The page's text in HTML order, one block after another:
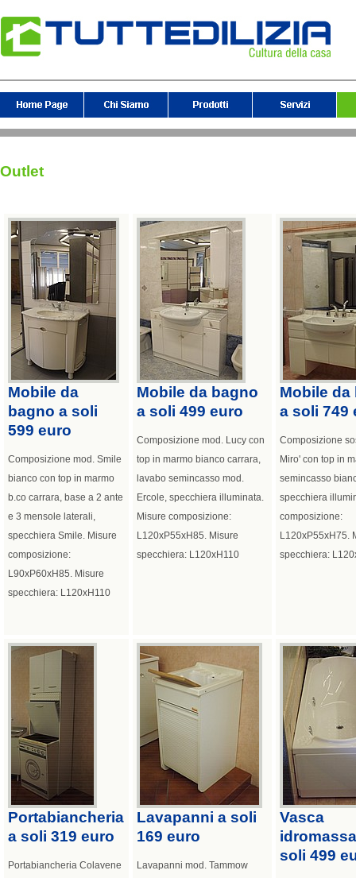
Outlet
Mobile da
bagno a soli
599 euro
Composizione mod. Smile
bianco con top in marmo
b.co carrara, base a 2 ante
e 3 mensole laterali,
specchiera Smile. Misure
composizione:
L90xP60xH85. Misure
specchiera: L120xH110
Mobile da bagno
a soli 499 euro
Composizione mod. Lucy con
top in marmo bianco carrara,
lavabo semincasso mod.
Ercole, specchiera illuminata.
Misure composizione:
L120xP55xH85. Misure
specchiera: L120xH110
Mobile da
a soli 749
Composizione
Miro' con top in
semincasso
specchiera
composizione:
L120xP55xH75.
specchiera:
Portabiancheria
a soli 319 euro
Portabiancheria Colavene
Lavapanni a soli
169 euro
Lavapanni mod. Tammow
Vasca
soli 499